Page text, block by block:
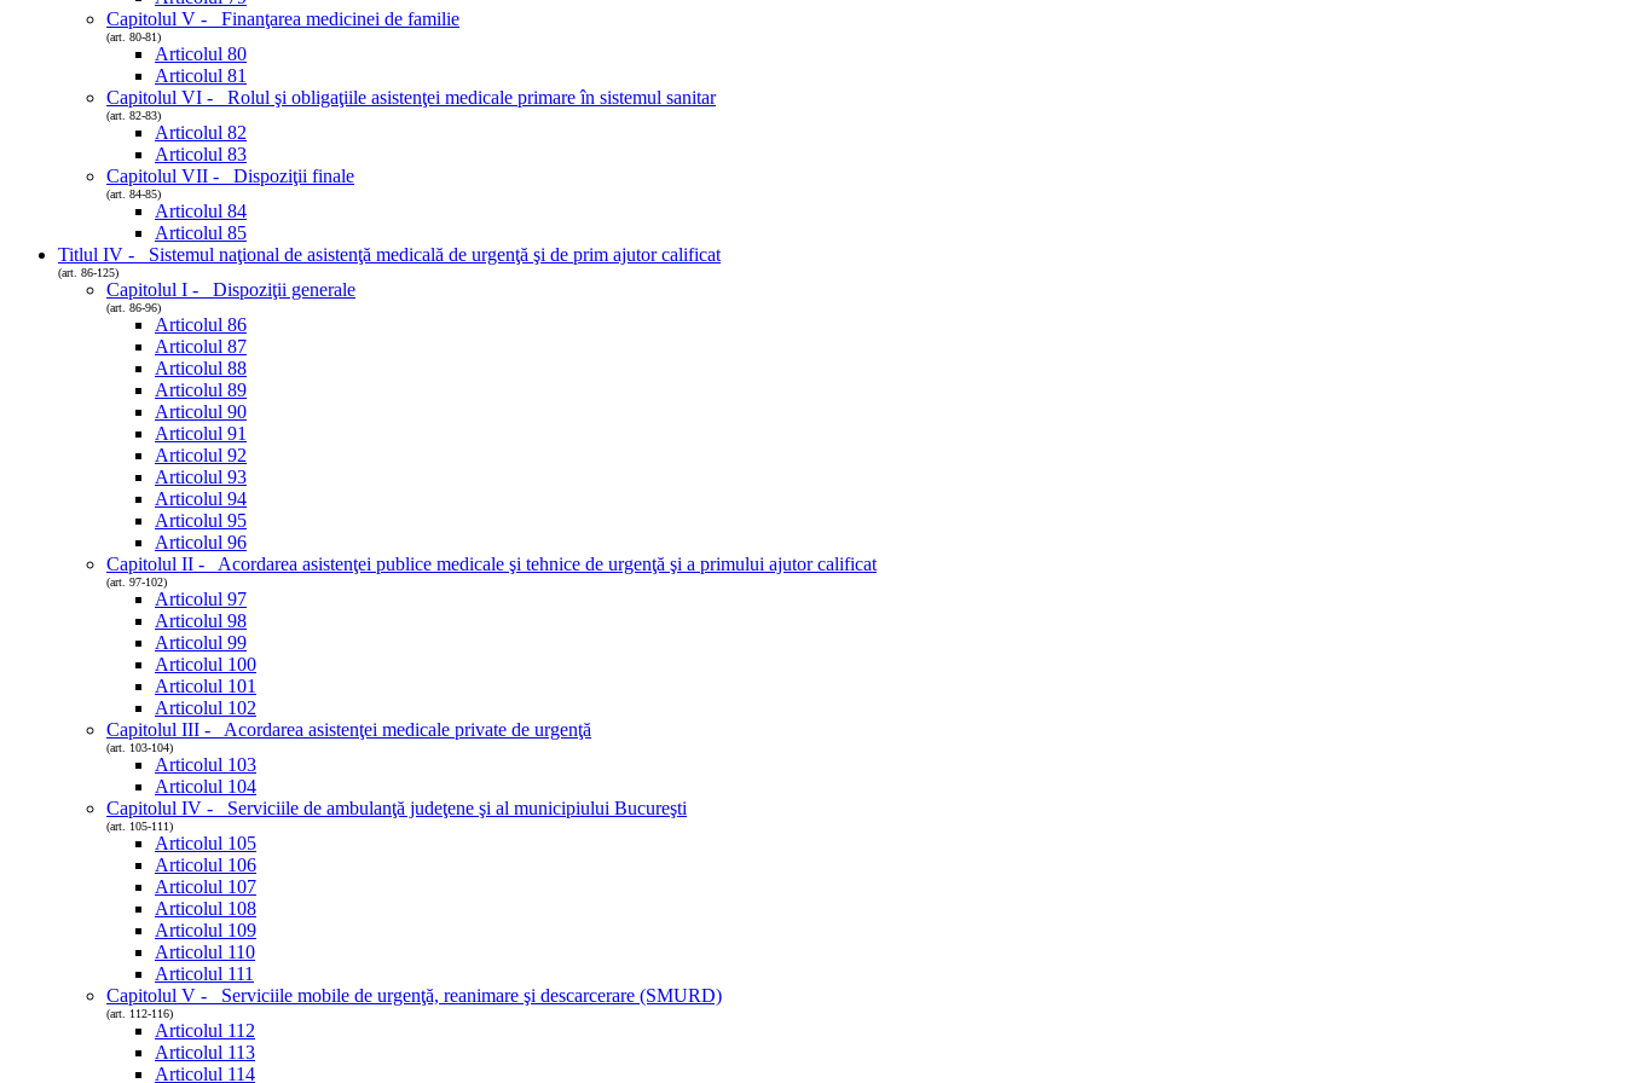
Capitolul V - Finanţarea medicinei de familie
(art. 80-81)
Articolul 80
Articolul 81
Capitolul VI - Rolul şi obligaţiile asistenţei medicale primare în sistemul sanitar
(art. 82-83)
Articolul 82
Articolul 83
Capitolul VII - Dispoziţii finale
(art. 84-85)
Articolul 84
Articolul 85
Titlul IV - Sistemul naţional de asistenţă medicală de urgenţă şi de prim ajutor calificat
(art. 86-125)
Capitolul I - Dispoziţii generale
(art. 86-96)
Articolul 86
Articolul 87
Articolul 88
Articolul 89
Articolul 90
Articolul 91
Articolul 92
Articolul 93
Articolul 94
Articolul 95
Articolul 96
Capitolul II - Acordarea asistenţei publice medicale şi tehnice de urgenţă şi a primului ajutor calificat
(art. 97-102)
Articolul 97
Articolul 98
Articolul 99
Articolul 100
Articolul 101
Articolul 102
Capitolul III - Acordarea asistenţei medicale private de urgenţă
(art. 103-104)
Articolul 103
Articolul 104
Capitolul IV - Serviciile de ambulanţă judeţene şi al municipiului Bucureşti
(art. 105-111)
Articolul 105
Articolul 106
Articolul 107
Articolul 108
Articolul 109
Articolul 110
Articolul 111
Capitolul V - Serviciile mobile de urgenţă, reanimare şi descarcerare (SMURD)
(art. 112-116)
Articolul 112
Articolul 113
Articolul 114